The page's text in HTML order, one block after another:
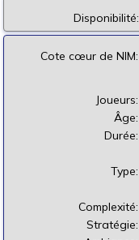
Disponibilité:
Cote cœur de NIM:
Joueurs:
Âge:
Durée:
Type:
Complexité:
Stratégie: